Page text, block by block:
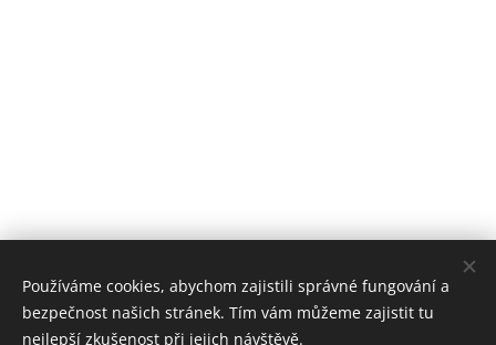
Používáme cookies, abychom zajistili správné fungování a
bezpečnost našich stránek. Tím vám můžeme zajistit tu
nejlepší zkušenost při jejich návštěvě.